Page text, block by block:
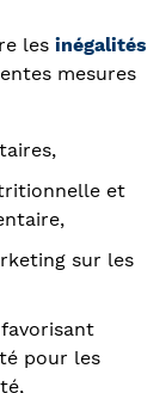
les inégalités
mesures
et
sur les
pour les